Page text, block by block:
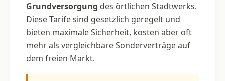
Grundversorgung des örtlichen Stadtwerks.
Diese Tarife sind gesetzlich geregelt und
bieten maximale Sicherheit, kosten aber oft
mehr als vergleichbare Sonderverträge auf
dem freien Markt.